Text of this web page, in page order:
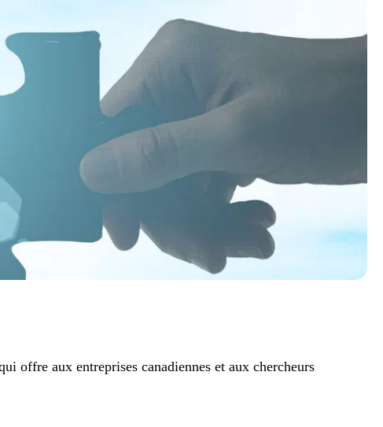
offre aux entreprises canadiennes et aux chercheurs